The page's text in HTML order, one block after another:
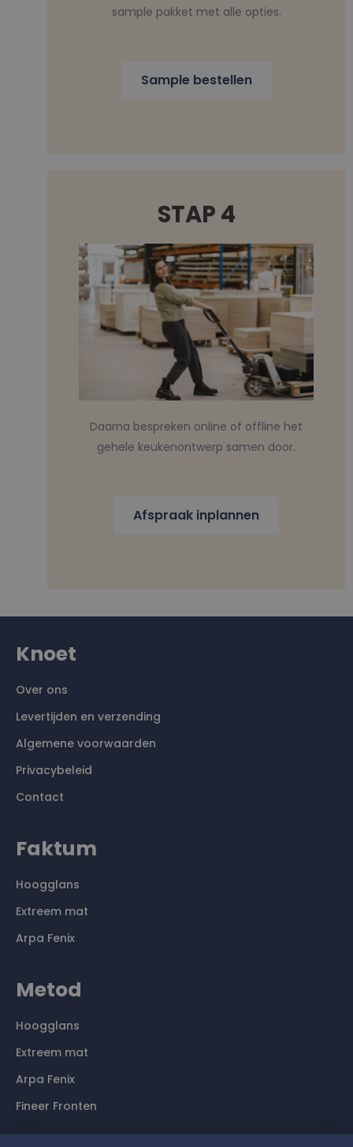
sample pakket met alle opties.
Sample bestellen
STAP 4
Daarna bespreken online of offline het
gehele keukenontwerp samen door.
Afspraak inplannen
Knoet
Over ons
Levertijden en verzending
Algemene voorwaarden
Privacybeleid
Contact
Faktum
Hoogglans
Extreem mat
Arpa Fenix
Metod
Hoogglans
Extreem mat
Arpa Fenix
Fineer Fronten